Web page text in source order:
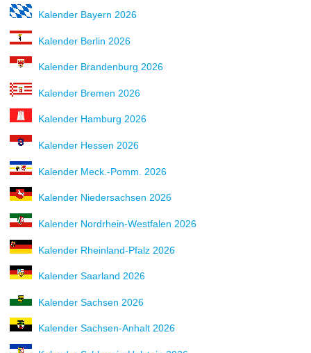
Kalender Bayern 2026
Kalender Berlin 2026
Kalender Brandenburg 2026
Kalender Bremen 2026
Kalender Hamburg 2026
Kalender Hessen 2026
Kalender Meck.-Pomm. 2026
Kalender Niedersachsen 2026
Kalender Nordrhein-Westfalen 2026
Kalender Rheinland-Pfalz 2026
Kalender Saarland 2026
Kalender Sachsen 2026
Kalender Sachsen-Anhalt 2026